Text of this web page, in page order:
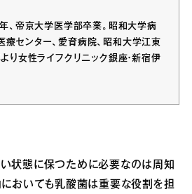
、帝京大学医学部卒業。昭和大学病
療センター、愛育病院、昭和大学江東
り女性ライフクリニック銀座・新宿伊
状態に保つために必要なのは周知
においても乳酸菌は重要な役割を担